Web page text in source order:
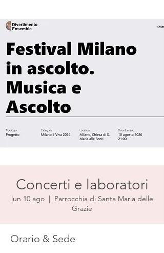
Concerti e laboratori
lun 10 ago
  |
Parrocchia di Santa Maria delle
Grazie
Orario & Sede